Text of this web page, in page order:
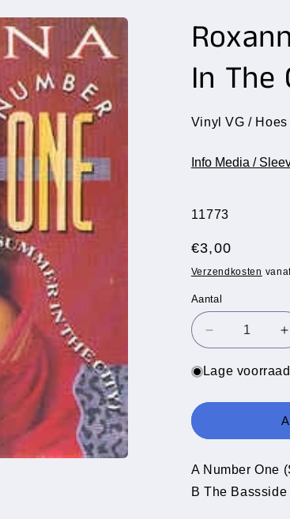
In The
Vinyl VG / Hoes
Info Media /
SKU:
11773
Normale
prijs
€3,00
Verzendkosten
Aantal
Aantal
Aantal
verlagen
voor
-
One
In
The
-
Lage
A Number One
B The Bassside